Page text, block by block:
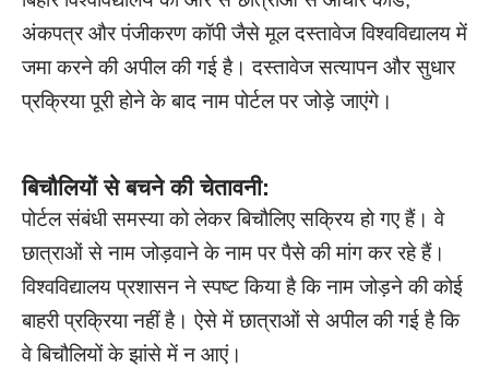
अंकपत्र और पंजीकरण कॉपी जैसे मूल दस्तावेज विश्वविद्यालय में
जमा करने की अपील की गई है। दस्तावेज सत्यापन और सुधार
प्रक्रिया पूरी होने के बाद नाम पोर्टल पर जोड़े जाएंगे।
बिचौलियों से बचने की चेतावनी:
पोर्टल संबंधी समस्या को लेकर बिचौलिए सक्रिय हो गए हैं। वे
छात्राओं से नाम जोड़वाने के नाम पर पैसे की मांग कर रहे हैं।
विश्वविद्यालय प्रशासन ने स्पष्ट किया है कि नाम जोड़ने की कोई
बाहरी प्रक्रिया नहीं है। ऐसे में छात्राओं से अपील की गई है कि
वे बिचौलियों के झांसे में न आएं।